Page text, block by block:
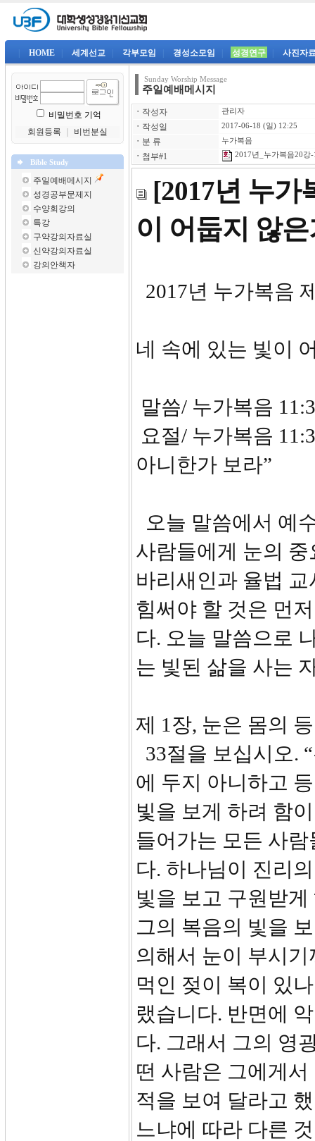
HOME 세계선교 각부모임 경성소모임 성경연구 사진자
비밀번호 기억
회원등록
비번분실
Bible Study
주일예배메시지
성경공부문제지
수양회강의
특강
구약강의자료실
신약강의자료실
강의안책자
Sunday Worship Message
주일예배메시지
ㆍ 작성자 관리자
ㆍ 작성일 2017-06-18 (일) 12:25
ㆍ 분 류 누가복음
ㆍ 첨부#1 2017년_누가복음20강-
[2017년 누가
이 어둡지 않
2017년 누가복음
네 속에 있는 빛이
말씀/ 누가복음
요절/ 누가복음
아니한가 보라”
오늘 말씀에서 예
사람들에게 눈의
바리새인과 율법
힘써야 할 것은 먼
다. 오늘 말씀으로
는 빛된 삶을 사는
제 1장, 눈은 몸의
33절을 보십시오.
에 두지 아니하고
빛을 보게 하려 함
들어가는 모든 사
다. 하나님이 진리
빛을 보고 구원받
그의 복음의 빛을
의해서 눈이 부시
먹인 젖이 복이 있
랬습니다. 반면에
다. 그래서 그의 영
떤 사람은 그에게
적을 보여 달라고
느냐에 따라 다른